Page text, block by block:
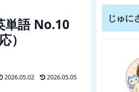
単語 No.10
）
2026.05.02 2026.05.05
じゅに